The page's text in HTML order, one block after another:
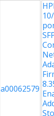
a00062579